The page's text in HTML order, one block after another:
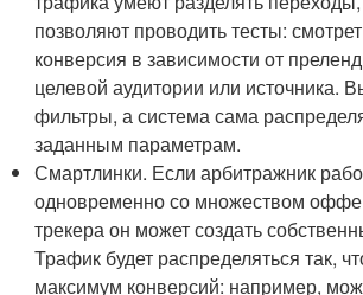
позволяют проводить тесты:
конверсия в зависимости от
целевой аудитории или источника.
фильтры, а система сама
заданным параметрам.
Смартлинки. Если арбитражник
одновременно со множеством
трекера он может создать
Трафик будет распределяться так,
максимум конверсий: например,